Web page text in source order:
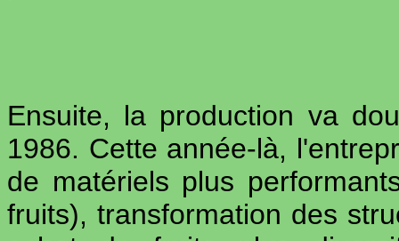
Ensuite, la production va
1986. Cette année-là,
de matériels plus
fruits), transformation des